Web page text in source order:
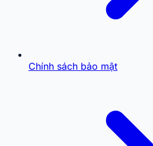
Chính sách bảo mật